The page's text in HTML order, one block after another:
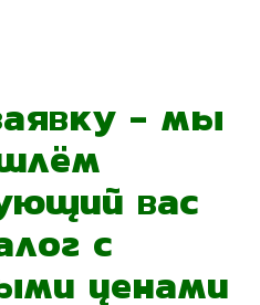
- мы
вас
с
ценами